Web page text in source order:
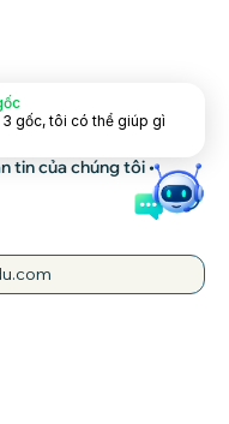
tin của chúng tôi •
gốc, tôi có thể giúp gì